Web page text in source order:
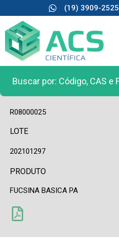
(19) 3909-2525
R08000025
LOTE
202101297
PRODUTO
FUCSINA BASICA PA